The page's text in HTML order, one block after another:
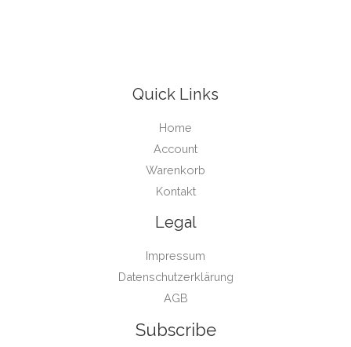
Quick Links
Home
Account
Warenkorb
Kontakt
Legal
Impressum
Datenschutzerklärung
AGB
Subscribe